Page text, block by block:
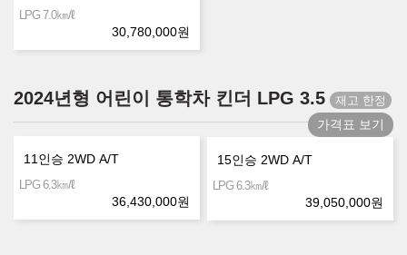
LPG 7.0㎞/ℓ
30,780,000원
2024년형 어린이 통학차 킨더 LPG 3.5
가격표 보기
11인승 2WD A/T
LPG 6.3㎞/ℓ
36,430,000원
15인승 2WD A/T
LPG 6.3㎞/ℓ
39,050,000원